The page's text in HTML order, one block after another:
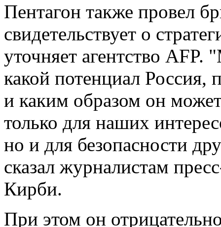
Пентагон также провел
свидетельствует о
уточняет агентство
какой потенциал Россия,
и каким образом он
только для наших
но и для безопасности
сказал журналистам
Кирби.
При этом он